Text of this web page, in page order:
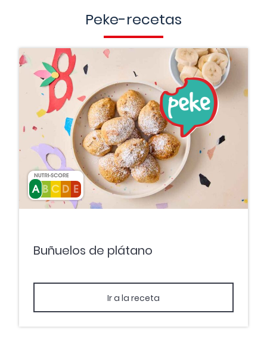
Peke-recetas
Buñuelos de plátano
Ir a la receta